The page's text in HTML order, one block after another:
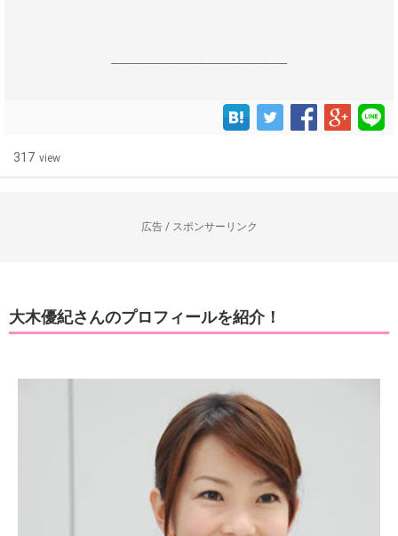
------------------------------------------------------------------
317 view
広告 / スポンサーリンク
大木優紀さんのプロフィールを紹介！